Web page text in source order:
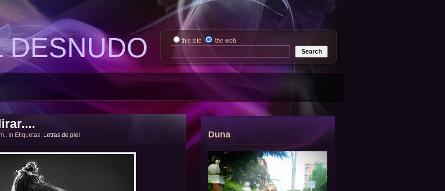
DESNUDO this site the web
in Etiquetas: Letras de piel Duna